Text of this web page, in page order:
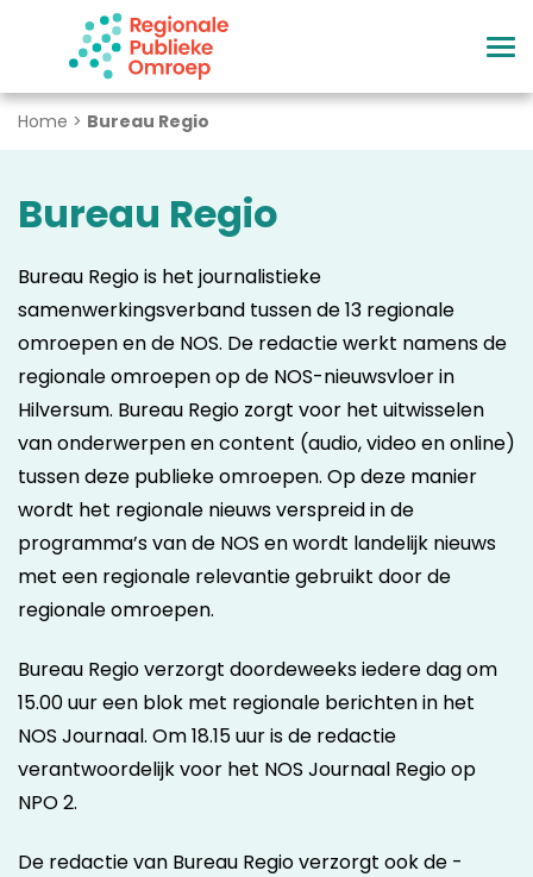
Naar hoofdinhoud
Home > Bureau Regio
Bureau Regio
Bureau Regio is het journalistieke
samenwerkingsverband tussen de 13 regionale
omroepen en de NOS. De redactie werkt namens de
regionale omroepen op de NOS-nieuwsvloer in
Hilversum. Bureau Regio zorgt voor het uitwisselen
van onderwerpen en content (audio, video en online)
tussen deze publieke omroepen. Op deze manier
wordt het regionale nieuws verspreid in de
programma’s van de NOS en wordt landelijk nieuws
met een regionale relevantie gebruikt door de
regionale omroepen.
Bureau Regio verzorgt doordeweeks iedere dag om
15.00 uur een blok met regionale berichten in het
NOS Journaal. Om 18.15 uur is de redactie
verantwoordelijk voor het NOS Journaal Regio op
NPO 2.
De redactie van Bureau Regio verzorgt ook de -